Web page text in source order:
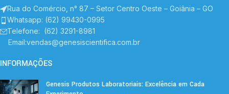
Rua do Comércio, n° 87 – Setor Centro Oeste – Goiânia – GO
Whatsapp: (62) 99430-0995
Telefone: (62) 3291-8981
Email:vendas@genesiscientifica.com.br
INFORMAÇÕES
Genesis Produtos Laboratoriais: Excelência em Cada